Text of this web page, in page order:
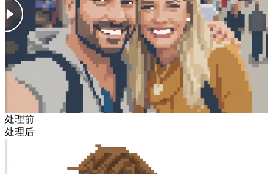
处理前
处理后